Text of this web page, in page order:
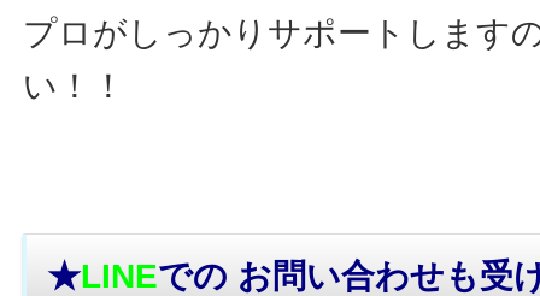
プロがしっかりサポートします
い！！
★LINEでの お問い合わせも受